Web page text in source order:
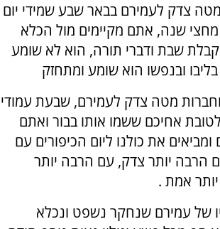
צדק לעמירם בבאר שבע שמידי יום
שנה, אתם מקיימים מול הכלא
שבת ודברי תורה, הוא לא שומע
ובנפשו הוא שומע ומתחזק
מטה צדק לעמירם, שבעת עמודי
אחיכם ששמו אותו בבור ואתם
את כולנו ליום הכיפורים עם
הרבה יותר צדק, עם הרבה יותר
אמת .
של עמירם שנחקר נשפט ונכלא